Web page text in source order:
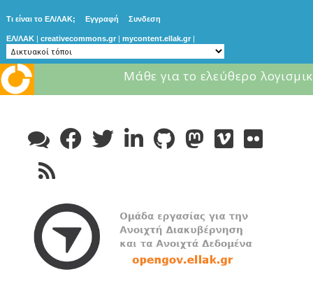
Τι είναι το ΕΛ/ΛΑΚ; Εγγραφή Συνδεση
ΕΛ/ΛΑΚ | creativecommons.gr | mycontent.ellak.gr |
Μάθε για το ελεύθερο
content